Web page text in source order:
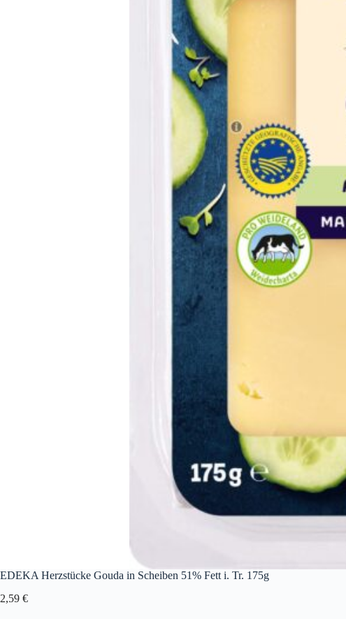
EDEKA Herzstücke Gouda in Scheiben 51% Fett i. Tr. 175g
2,59 €